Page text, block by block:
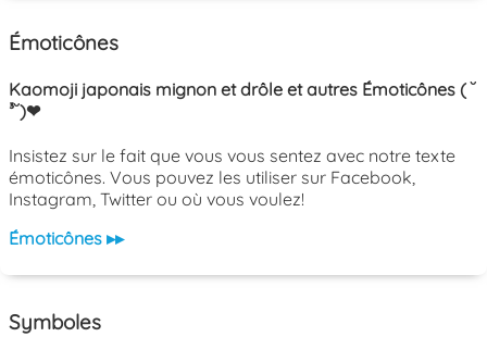
Émoticônes
Kaomoji japonais mignon et drôle et autres Émoticônes ( ˘
³˘)❤
Insistez sur le fait que vous vous sentez avec notre texte
émoticônes. Vous pouvez les utiliser sur Facebook,
Instagram, Twitter ou où vous voulez!
Émoticônes ▸▸
Symboles